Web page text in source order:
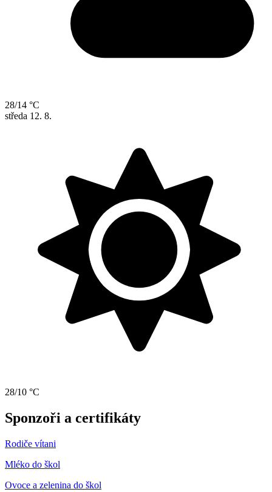
28/14 °C
středa 12. 8.
28/10 °C
Sponzoři a certifikáty
Rodiče vítani
Mléko do škol
Ovoce a zelenina do škol